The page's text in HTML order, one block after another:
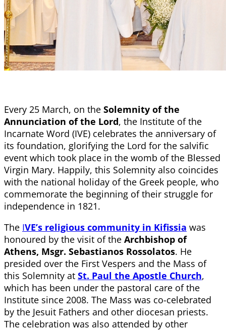
Every 25 March, on the Solemnity of the
Annunciation of the Lord, the Institute of the
Incarnate Word (IVE) celebrates the anniversary of
its foundation, glorifying the Lord for the salvific
event which took place in the womb of the Blessed
Virgin Mary. Happily, this Solemnity also coincides
with the national holiday of the Greek people, who
commemorate the beginning of their struggle for
independence in 1821.
The IVE’s religious community in Kifissia was
honoured by the visit of the Archbishop of
Athens, Msgr. Sebastianos Rossolatos. He
presided over the First Vespers and the Mass of
this Solemnity at St. Paul the Apostle Church,
which has been under the pastoral care of the
Institute since 2008. The Mass was co-celebrated
by the Jesuit Fathers and other diocesan priests.
The celebration was also attended by other